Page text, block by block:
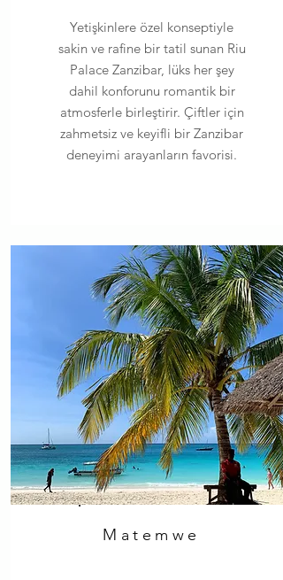
Yetişkinlere özel konseptiyle
sakin ve rafine bir tatil sunan Riu
Palace Zanzibar, lüks her şey
dahil konforunu romantik bir
atmosferle birleştirir. Çiftler için
zahmetsiz ve keyifli bir Zanzibar
deneyimi arayanların favorisi.
Matemwe